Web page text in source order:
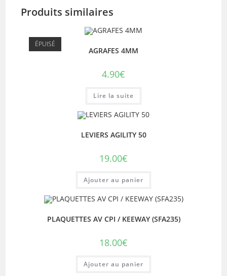
Produits similaires
ÉPUISÉ
AGRAFES 4MM
4.90€
Lire la suite
LEVIERS AGILITY 50
19.00€
Ajouter au panier
PLAQUETTES AV CPI / KEEWAY (SFA235)
18.00€
Ajouter au panier